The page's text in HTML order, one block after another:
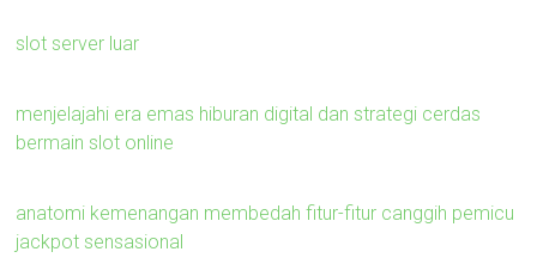
slot server luar
menjelajahi era emas hiburan digital dan strategi cerdas
bermain slot online
anatomi kemenangan membedah fitur-fitur canggih pemicu
jackpot sensasional